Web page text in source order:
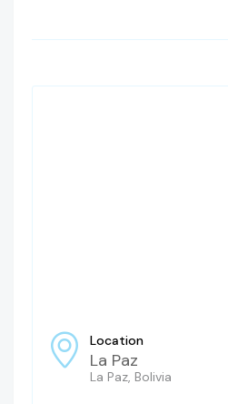
Location
La Paz
La Paz, Bolivia